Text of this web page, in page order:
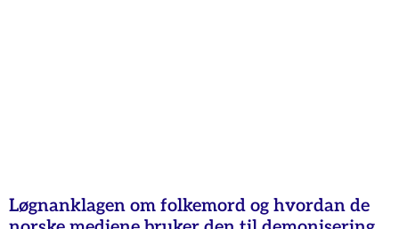
Løgnanklagen om folkemord og hvordan de